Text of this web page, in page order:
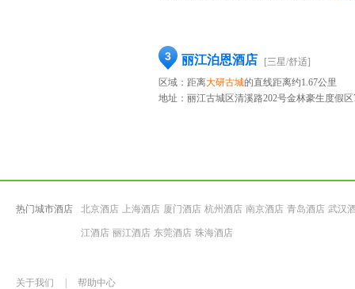
3 丽江泊恩酒店
[三星/舒适]
区域：距离大研古城的直线距离约1.67公里
地址： 丽江古城区清溪路202号金林豪生度假区
热门城市酒店 北京酒店 上海酒店 厦门酒店 杭州酒店 南京酒店 青岛酒店 武汉
江酒店 丽江酒店 东莞酒店 珠海酒店
关于我们
帮助中心